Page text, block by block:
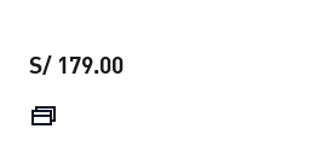
S/ 179.00